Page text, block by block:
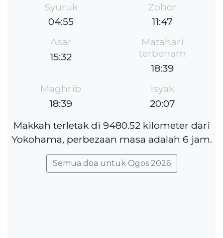
Syuruk
04:55
Zohor
11:47
Asar
15:32
Matahari
terbenam
18:39
Maghrib
18:39
Isyak
20:07
Makkah terletak di 9480.52 kilometer dari
Yokohama, perbezaan masa adalah 6 jam.
Semua doa untuk Ogos 2026